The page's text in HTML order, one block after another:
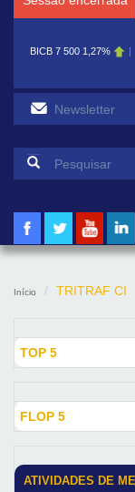
BICB 7 500 1,27%
Início TRITRAF CI
TOP 5
FLOP 5
ATIVIDADES DE